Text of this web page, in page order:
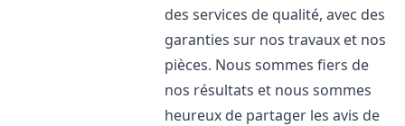
des services de qualité, avec des
garanties sur nos travaux et nos
pièces. Nous sommes fiers de
nos résultats et nous sommes
heureux de partager les avis de